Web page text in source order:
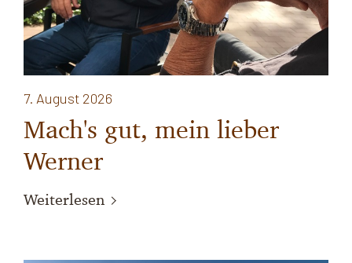
7. August 2026
Mach's gut, mein lieber
Werner
Weiterlesen